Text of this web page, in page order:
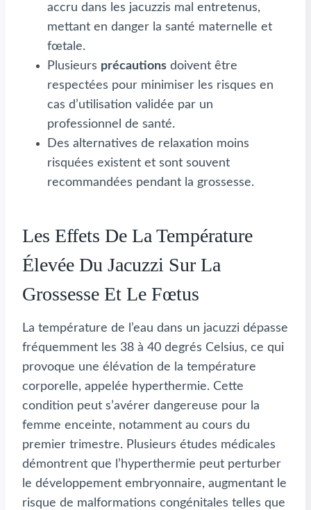
accru dans les jacuzzis mal entretenus,
mettant en danger la santé maternelle et
fœtale.
Plusieurs précautions doivent être
respectées pour minimiser les risques en
cas d’utilisation validée par un
professionnel de santé.
Des alternatives de relaxation moins
risquées existent et sont souvent
recommandées pendant la grossesse.
Les Effets De La Température
Élevée Du Jacuzzi Sur La
Grossesse Et Le Fœtus
La température de l’eau dans un jacuzzi dépasse
fréquemment les 38 à 40 degrés Celsius, ce qui
provoque une élévation de la température
corporelle, appelée hyperthermie. Cette
condition peut s’avérer dangereuse pour la
femme enceinte, notamment au cours du
premier trimestre. Plusieurs études médicales
démontrent que l’hyperthermie peut perturber
le développement embryonnaire, augmentant le
risque de malformations congénitales telles que